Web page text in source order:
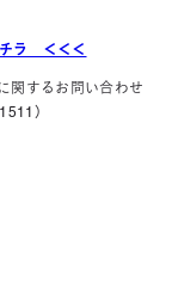
ラ ＜＜＜
関するお問い合わせ
）